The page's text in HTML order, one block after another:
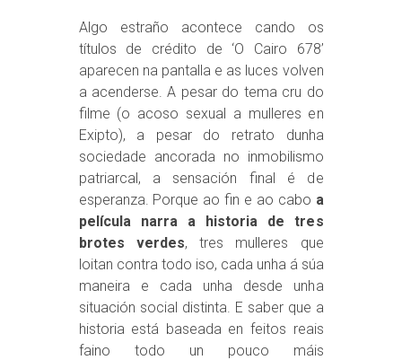
Algo estraño acontece cando os
títulos de crédito de ‘O Cairo 678’
aparecen na pantalla e as luces volven
a acenderse. A pesar do tema cru do
filme (o acoso sexual a mulleres en
Exipto), a pesar do retrato dunha
sociedade ancorada no inmobilismo
patriarcal, a sensación final é de
esperanza. Porque ao fin e ao cabo a
película narra a historia de tres
brotes verdes, tres mulleres que
loitan contra todo iso, cada unha á súa
maneira e cada unha desde unha
situación social distinta. E saber que a
historia está baseada en feitos reais
faino todo un pouco máis